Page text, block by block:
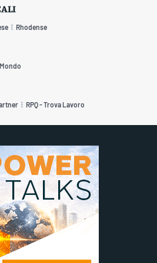
Rhodense
Mondo
RPQ - Trova Lavoro